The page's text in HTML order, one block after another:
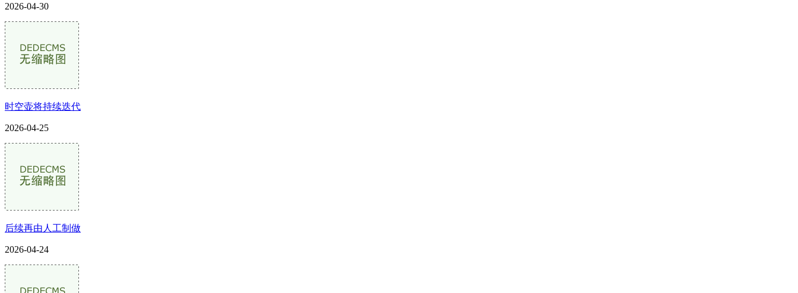
2026-04-30
时空壶将持续迭代
2026-04-25
后续再由人工制做
2026-04-24